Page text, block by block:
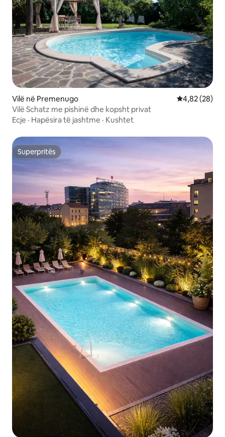
Vilë në Premenugo Vlerësimi
4,82 (28)
Vilë Schatz me pishinë dhe kopsht privat
Ecje · Hapësira të jashtme · Kushtet
Superpritës
Superpritës